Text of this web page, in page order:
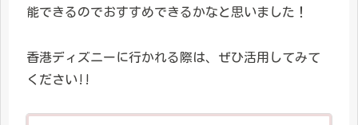
能できるのでおすすめできるかなと思いました！
香港ディズニーに行かれる際は、ぜひ活用してみて
ください!!